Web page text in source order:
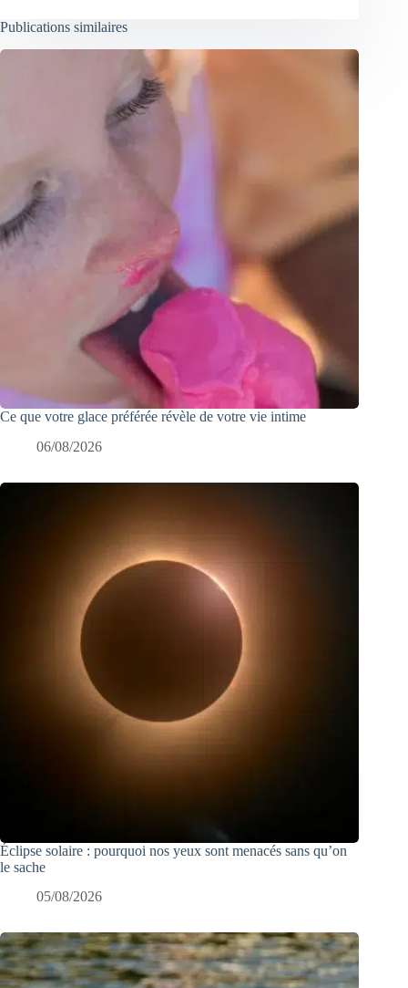
Publications similaires
Ce que votre glace préférée révèle de votre vie intime
06/08/2026
Éclipse solaire : pourquoi nos yeux sont menacés sans qu’on
le sache
05/08/2026